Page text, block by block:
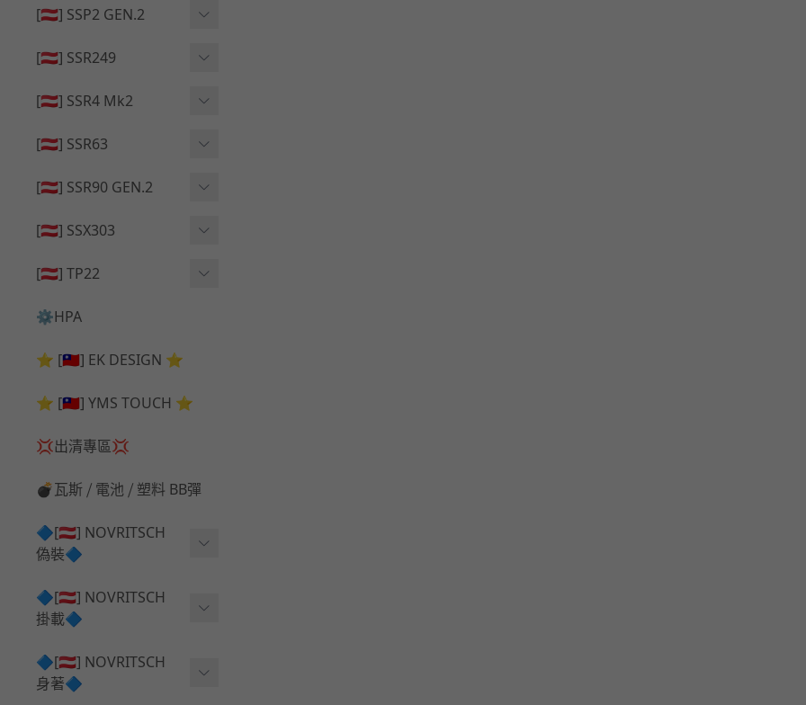
👁️‍🗨️ 外觀 ⧸ 色彩
[🇦🇹] SSP2 GEN.2
🔄 原廠 ⧸ 零件
[🇦🇹] SSR249
🟦 主體 ⧸ 彈匣
[🇦🇹] SSR4 Mk2
🟦 主體 ⧸ 彈匣
[🇦🇹] SSR63
🆙 升級 ⧸ 部件
[🇦🇹] SSR90 GEN.2
🆙 升級 ⧸ 部件
[🇦🇹] SSX303
🔄 原廠 ⧸ 零件
🆙 升級 ⧸ 部件
[🇦🇹] TP22
🔄 原廠 ⧸ 零件
🆙 升級 ⧸ 部件
⚙️HPA
⭐ [🇹🇼] EK DESIGN ⭐
⭐ [🇹🇼] YMS TOUCH ⭐
💢出清專區💢
💣瓦斯 ⧸ 電池 ⧸ 塑料 BB彈
🔷[🇦🇹] NOVRITSCH
偽裝🔷
上衣夾克 ⧸ Jacket
兜帽 ⧸ Hood
手持 裝備 ⧸ 偽裝
🔷[🇦🇹] NOVRITSCH
掛載🔷
AR ⧸ DMR 彈匣用
SMG ⧸ SSR90 彈匣用
🔷[🇦🇹] NOVRITSCH
身著🔷